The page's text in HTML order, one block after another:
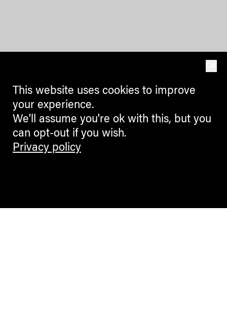
This website uses cookies to improve
your experience.
We'll assume you're ok with this, but you
can opt-out if you wish.
Privacy policy